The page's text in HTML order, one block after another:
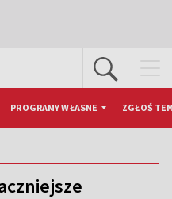
PROGRAMY WŁASNE ZGŁOŚ